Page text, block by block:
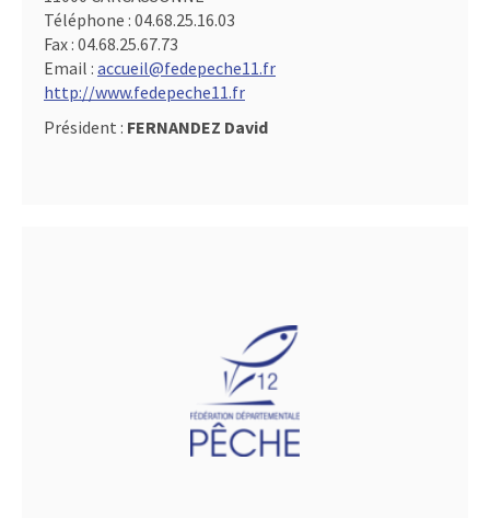
Téléphone : 04.68.25.16.03
Fax : 04.68.25.67.73
Email : accueil@fedepeche11.fr
http://www.fedepeche11.fr
Président : FERNANDEZ David